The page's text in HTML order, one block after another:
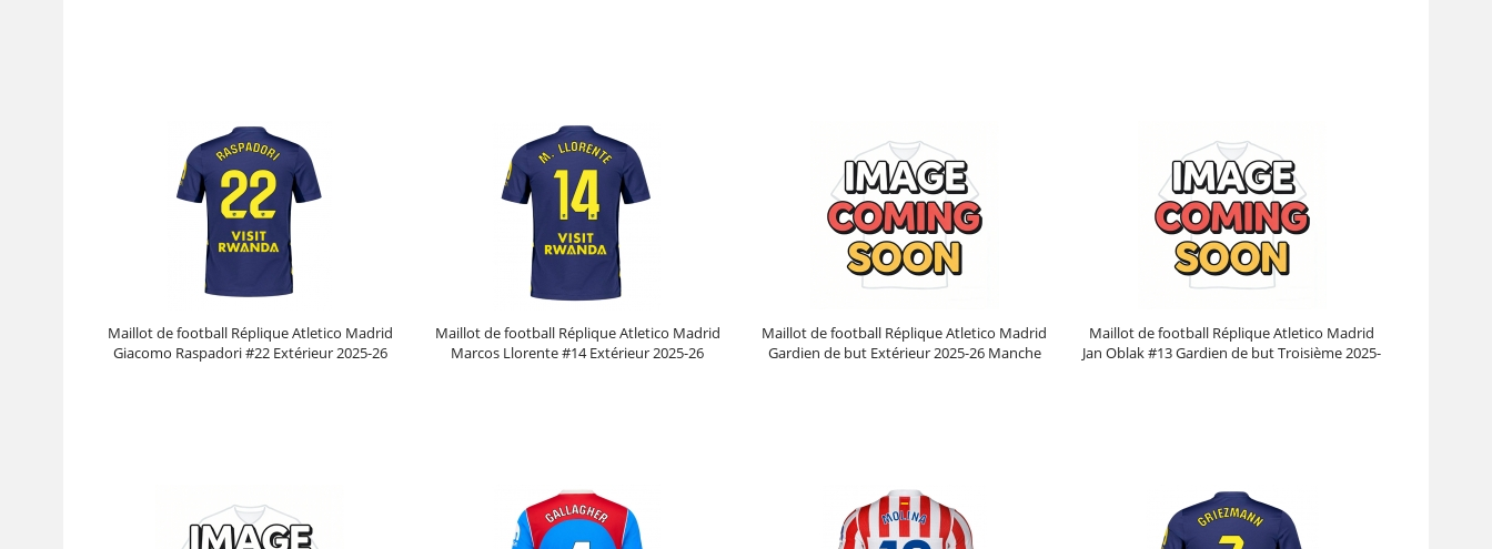
Maillot de football Réplique Atletico Madrid
Giacomo Raspadori #22 Extérieur 2025-26
Maillot de football Réplique Atletico Madrid
Marcos Llorente #14 Extérieur 2025-26
Maillot de football Réplique Atletico Madrid
Gardien de but Extérieur 2025-26 Manche
Maillot de football Réplique Atletico Madrid
Jan Oblak #13 Gardien de but Troisième 2025-